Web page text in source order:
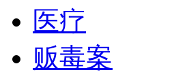
医疗
贩毒案